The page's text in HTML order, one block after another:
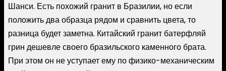
Шанси. Есть похожий гранит в Бразилии, но если
положить два образца рядом и сравнить цвета, то
разница будет заметна. Китайский гранит батерфляй
грин дешевле своего бразильского каменного брата.
При этом он не уступает ему по физико-механическим